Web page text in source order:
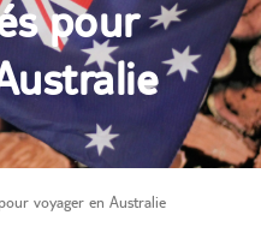
pour
voyager en Australie